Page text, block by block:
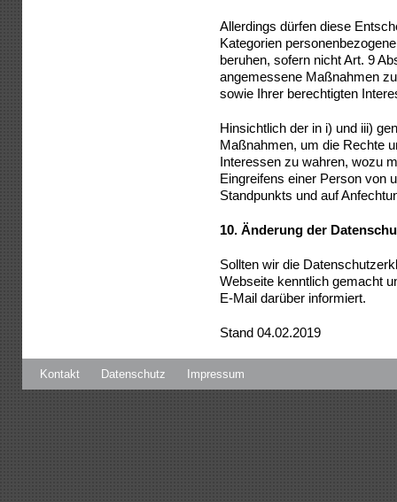
Allerdings dürfen diese
Kategorien
beruhen, sofern nicht Art. 9
angemessene Maßnahmen
sowie Ihrer berechtigten
Hinsichtlich der in i) und iii)
Maßnahmen, um die Rechte
Interessen zu wahren, wozu
Eingreifens einer Person von
Standpunkts und auf
10. Änderung der
Sollten wir die
Webseite kenntlich gemacht
E-Mail darüber informiert.
Stand 04.02.2019
Kontakt Datenschutz Impressum